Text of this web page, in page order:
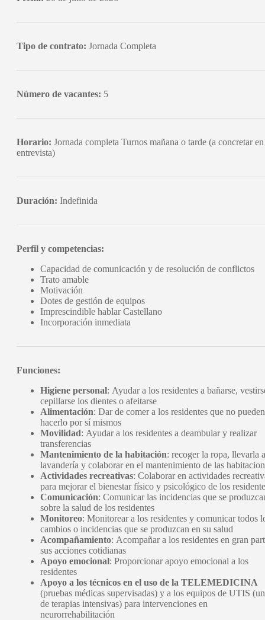
Tipo de contrato: Jornada Completa
Número de vacantes: 5
Horario: Jornada completa Turnos mañana o tarde (a concretar
entrevista)
Duración: Indefinida
Perfil y competencias:
Capacidad de comunicación y de resolución de conflictos
Trato amable
Motivación
Dotes de gestión de equipos
Imprescindible hablar Castellano
Incorporación inmediata
Funciones:
Higiene personal: Ayudar a los residentes a bañarse,
cepillarse los dientes o afeitarse
Alimentación: Dar de comer a los residentes que no pueden
hacerlo por sí mismos
Movilidad: Ayudar a los residentes a deambular y realizar
transferencias
Mantenimiento de la habitación: recoger la ropa, llevarla
lavandería y colaborar en el mantenimiento de las
Actividades recreativas: Colaborar en actividades
para mejorar el bienestar físico y psicológico de los
Comunicación: Comunicar las incidencias que se
sobre la salud de los residentes
Monitoreo: Monitorear a los residentes y comunicar todos
cambios o incidencias que se produzcan en su salud
Acompañamiento: Acompañar a los residentes en gran
sus acciones cotidianas
Apoyo emocional: Proporcionar apoyo emocional a los
residentes
Apoyo a los técnicos en el uso de la TELEMEDICINA
(pruebas médicas supervisadas) y a los equipos de UTIS
de terapias intensivas) para intervenciones en
neurorrehabilitación